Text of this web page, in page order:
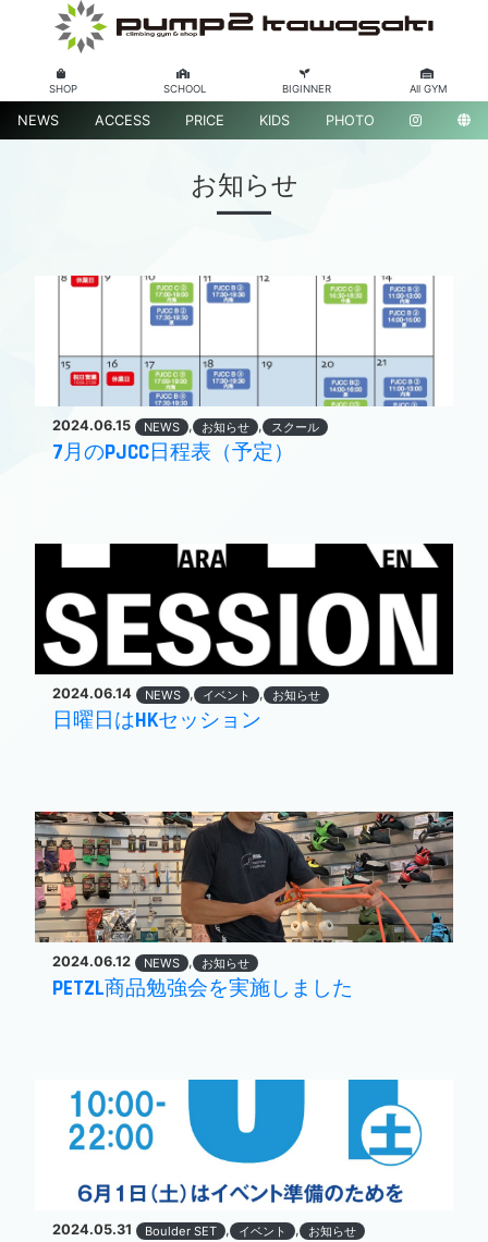
SHOP SCHOOL BIGINNER All GYM
NEWS ACCESS PRICE KIDS PHOTO
お知らせ
2024.06.15 NEWS , お知らせ , スクール
7月のPJCC日程表（予定）
2024.06.14 NEWS , イベント , お知らせ
日曜日はHKセッション
2024.06.12 NEWS , お知らせ
PETZL商品勉強会を実施しました
2024.05.31 Boulder SET , イベント , お知らせ